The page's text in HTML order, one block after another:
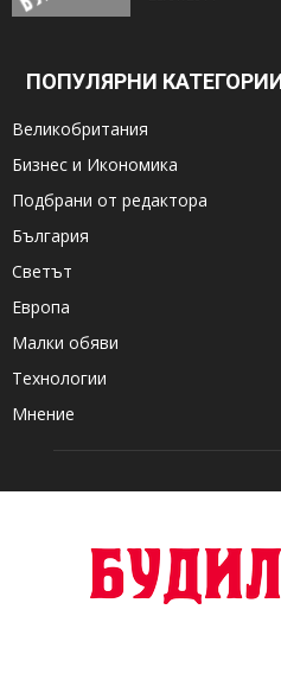
ПОПУЛЯРНИ
Великобритания
Бизнес и Икономика
Подбрани от редактора
България
Светът
Европа
Малки обяви
Технологии
Мнение